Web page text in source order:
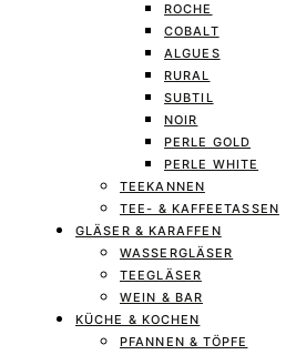
ROCHE
COBALT
ALGUES
RURAL
SUBTIL
NOIR
PERLE GOLD
PERLE WHITE
TEEKANNEN
TEE- & KAFFEETASSEN
GLÄSER & KARAFFEN
WASSERGLÄSER
TEEGLÄSER
WEIN & BAR
KÜCHE & KOCHEN
PFANNEN & TÖPFE